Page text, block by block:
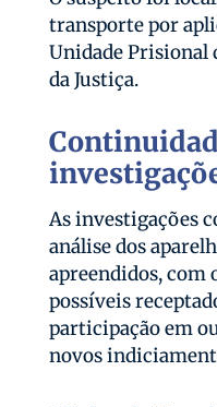
transporte por
Unidade Prisional
da Justiça.
As investigações
análise dos
apreendidos,
possíveis
participação em
novos